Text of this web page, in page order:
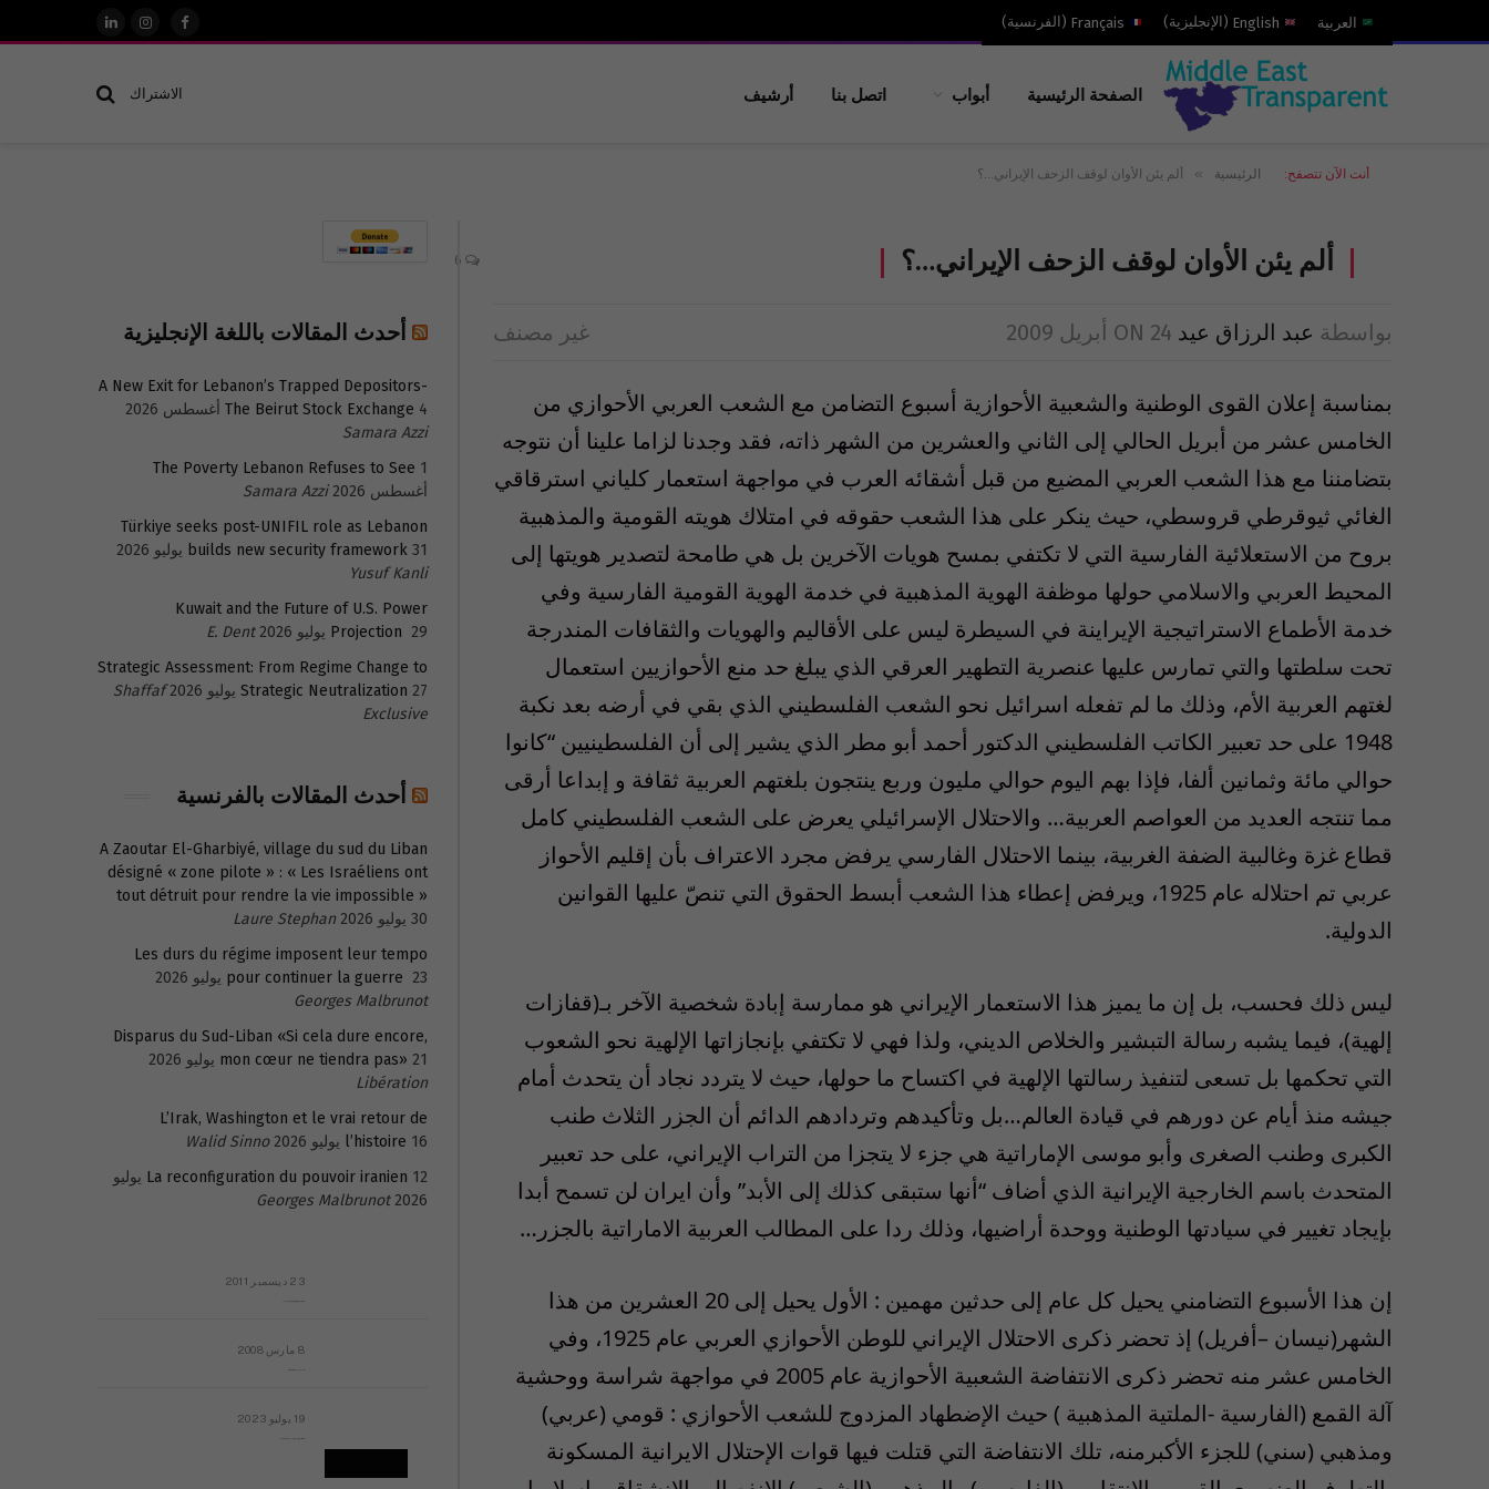
العربية English
( الإنجليزية)
Français
( الفرنسية)
فيسبوكالانستغرام
لينكدإن
الصفحة الرئيسية أبواب اتصل بنا أرشيف الاشتراك
أنت الآن تتصفح: الرئيسية » ألم يئن الأوان لوقف الزحف الإيراني…؟
ألم يئن الأوان لوقف الزحف الإيراني…؟
بواسطة عبد الرزاق عيد ON 24 أبريل 2009 غير مصنف
بمناسبة إعلان القوى الوطنية والشعبية الأحوازية أسبوع التضامن مع الشعب العربي الأحوازي من
الخامس عشر من أبريل الحالي إلى الثاني والعشرين من الشهر ذاته، فقد وجدنا لزاما علينا أن نتوجه
بتضامننا مع هذا الشعب العربي المضيع من قبل أشقائه العرب في مواجهة استعمار كلياني استرقاقي
الغائي ثيوقرطي قروسطي، حيث ينكر على هذا الشعب حقوقه في امتلاك هويته القومية والمذهبية
بروح من الاستعلائية الفارسية التي لا تكتفي بمسح هويات الآخرين بل هي طامحة لتصدير هويتها إلى
المحيط العربي والاسلامي حولها موظفة الهوية المذهبية في خدمة الهوية القومية الفارسية وفي
خدمة الأطماع الاستراتيجية الإيراينة في السيطرة ليس على الأقاليم والهويات والثقافات المندرجة
تحت سلطتها والتي تمارس عليها عنصرية التطهير العرقي الذي يبلغ حد منع الأحوازيين استعمال
لغتهم العربية الأم، وذلك ما لم تفعله اسرائيل نحو الشعب الفلسطيني الذي بقي في أرضه بعد نكبة
1948 على حد تعبير الكاتب الفلسطيني الدكتور أحمد أبو مطر الذي يشير إلى أن الفلسطينيين “كانوا
حوالي مائة وثمانين ألفا، فإذا بهم اليوم حوالي مليون وربع ينتجون بلغتهم العربية ثقافة و إبداعا أرقى
مما تنتجه العديد من العواصم العربية… والاحتلال الإسرائيلي يعرض على الشعب الفلسطيني كامل
قطاع غزة وغالبية الضفة الغربية، بينما الاحتلال الفارسي يرفض مجرد الاعتراف بأن إقليم الأحواز
عربي تم احتلاله عام 1925، ويرفض إعطاء هذا الشعب أبسط الحقوق التي تنصّ عليها القوانين
الدولية.
ليس ذلك فحسب، بل إن ما يميز هذا الاستعمار الإيراني هو ممارسة إبادة شخصية الآخر بـ(قفازات
إلهية)، فيما يشبه رسالة التبشير والخلاص الديني، ولذا فهي لا تكتفي بإنجازاتها الإلهية نحو الشعوب
التي تحكمها بل تسعى لتنفيذ رسالتها الإلهية في اكتساح ما حولها، حيث لا يتردد نجاد أن يتحدث أمام
جيشه منذ أيام عن دورهم في قيادة العالم…بل وتأكيدهم وتردادهم الدائم أن الجزر الثلاث طنب
الكبرى وطنب الصغرى وأبو موسى الإماراتية هي جزء لا يتجزا من التراب الإيراني، على حد تعبير
المتحدث باسم الخارجية الإيرانية الذي أضاف “أنها ستبقى كذلك إلى الأبد” وأن ايران لن تسمح أبدا
بإيجاد تغيير في سيادتها الوطنية ووحدة أراضيها، وذلك ردا على المطالب العربية الاماراتية بالجزر…
إن هذا الأسبوع التضامني يحيل كل عام إلى حدثين مهمين : الأول يحيل إلى 20 العشرين من هذا
الشهر(نيسان –أفريل) إذ تحضر ذكرى الاحتلال الإيراني للوطن الأحوازي العربي عام 1925، وفي
الخامس عشر منه تحضر ذكرى الانتفاضة الشعبية الأحوازية عام 2005 في مواجهة شراسة ووحشية
آلة القمع (الفارسية -الملتية المذهبية ) حيث الإضطهاد المزدوج للشعب الأحوازي : قومي (عربي)
ومذهبي (سني) للجزء الأكبرمنه، تلك الانتفاضة التي قتلت فيها قوات الإحتلال الايرانية المسكونة
أحدث المقالات باللغة الإنجليزية
A New Exit for Lebanon’s Trapped Depositors-
The Beirut Stock Exchange 4 أغسطس 2026
Samara Azzi
The Poverty Lebanon Refuses to See 1
أغسطس 2026
Samara Azzi
Türkiye seeks post-UNIFIL role as Lebanon
builds new security framework 31 يوليو 2026
Yusuf Kanli
Kuwait and the Future of U.S. Power
Projection 29 يوليو 2026
E. Dent
Strategic Assessment: From Regime Change to
Strategic Neutralization 27 يوليو 2026
Shaffaf
Exclusive
أحدث المقالات بالفرنسية
A Zaoutar El-Gharbiyé, village du sud du Liban
désigné « zone pilote » : « Les Israéliens ont
tout détruit pour rendre la vie impossible »
30 يوليو 2026
Laure Stephan
Les durs du régime imposent leur tempo
pour continuer la guerre 23 يوليو 2026
Georges Malbrunot
Disparus du Sud-Liban «Si cela dure encore,
mon cœur ne tiendra pas» 21 يوليو 2026
Libération
L’Irak, Washington et le vrai retour de
l’histoire 16 يوليو 2026
Walid Sinno
La reconfiguration du pouvoir iranien 12 يوليو
2026
Georges Malbrunot
23 ديسمبر 2011
8 مارس 2008
19 يوليو 2023